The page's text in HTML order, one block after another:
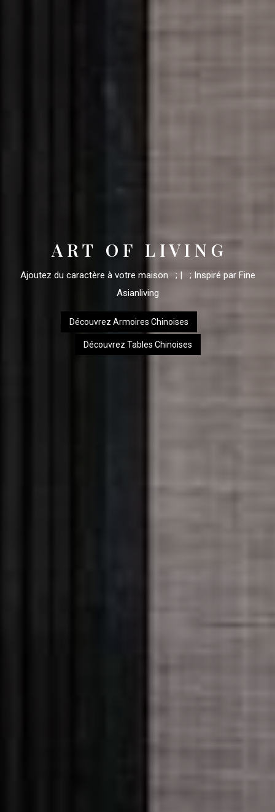
A R T O F L I V I N G
Ajoutez du caractère à votre maison ; | ; Inspiré par Fine
Asianliving
Découvrez Armoires Chinoises
Découvrez Tables Chinoises